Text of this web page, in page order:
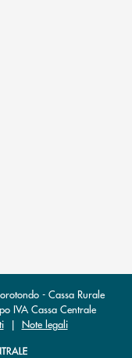
l’app di posta
l’app di posta
- Cassa Rurale
IVA Cassa Centrale
| Note legali